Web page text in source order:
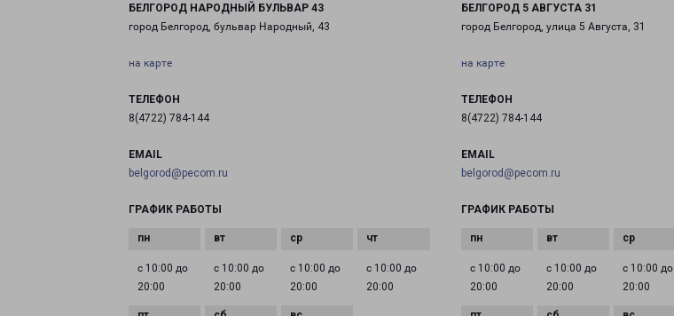
БЕЛГОРОД НАРОДНЫЙ БУЛЬВАР 43
город Белгород, бульвар Народный, 43
на карте
ТЕЛЕФОН
8(4722) 784-144
EMAIL
belgorod@pecom.ru
ГРАФИК РАБОТЫ
с 10:00 до
20:00
с 10:00 до
20:00
с 10:00 до
20:00
с 10:00 до
20:00
БЕЛГОРОД 5 АВГУСТА 31
город Белгород, улица 5 Августа, 31
на карте
ТЕЛЕФОН
8(4722) 784-144
EMAIL
belgorod@pecom.ru
ГРАФИК РАБОТЫ
с 10:00 до
20:00
с 10:00 до
20:00
с 10:00 до
20:00